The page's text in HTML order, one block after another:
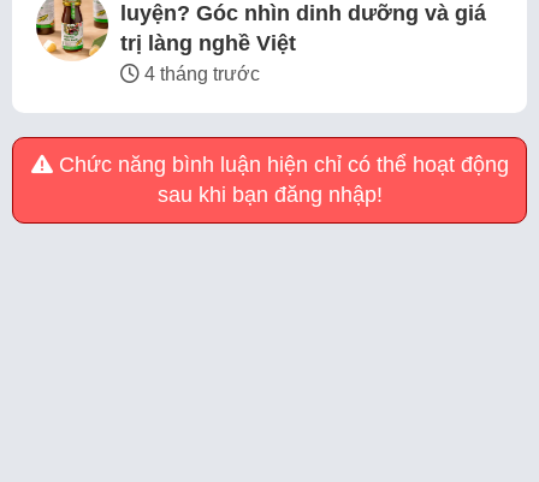
luyện? Góc nhìn dinh dưỡng và giá
trị làng nghề Việt
4 tháng trước
Chức năng bình luận hiện chỉ có thể hoạt động
sau khi bạn đăng nhập!